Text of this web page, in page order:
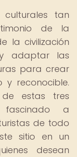
culturales tan
de la
la civilización
adaptar las
para crear
y reconocible.
de estas tres
a
de todo
sitio en un
desean